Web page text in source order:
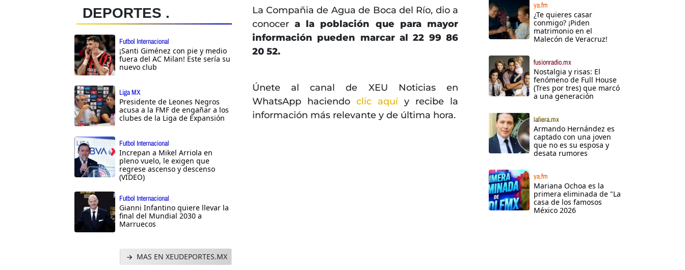
DEPORTES .
Futbol Internacional
¡Santi Giménez con pie y medio
fuera del AC Milan! Este sería su
nuevo club
Liga MX
Presidente de Leones Negros
acusa a la FMF de engañar a los
clubes de la Liga de Expansión
Futbol Internacional
Increpan a Mikel Arriola en
pleno vuelo, le exigen que
regrese ascenso y descenso
(VIDEO)
Futbol Internacional
Gianni Infantino quiere llevar la
final del Mundial 2030 a
Marruecos
MAS EN XEUDEPORTES.MX
La Compañia de Agua de Boca del Río, dio a
conocera la población que para mayor
información pueden marcar al 22 99 86
20 52.
Únete al canal de XEU Noticias en
WhatsApp haciendo clic aquíy recibe la
información más relevante y de última hora.
ya.fm
¿Te quieres casar
conmigo? ¡Piden
matrimonio en el
Malecón de Veracruz!
fusionradio.mx
Nostalgia y risas: El
fenómeno de Full House
(Tres por tres) que marcó
a una generación
lafiera.mx
Armando Hernández es
captado con una joven
que no es su esposa y
desata rumores
ya.fm
Mariana Ochoa es la
primera eliminada de "La
casa de los famosos
México 2026